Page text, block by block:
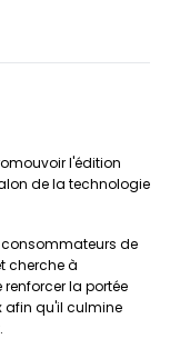
l'édition
de la technologie
consommateurs de
cherche à
la portée
afin qu'il culmine